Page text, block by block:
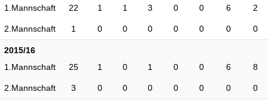
1.Mannschaft
22 1 1 3 0 0 6 2
2.Mannschaft 1 0 0 0 0 0 0 0
2015/16
1.Mannschaft
25 1 0 1 0 0 6 8
2.Mannschaft 3 0 0 0 0 0 0 0